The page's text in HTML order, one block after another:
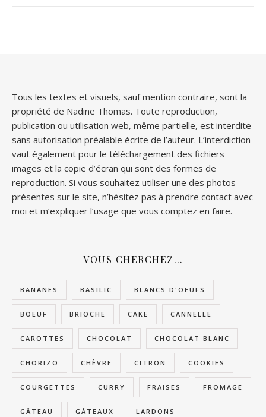
Tous les textes et visuels, sauf mention contraire, sont la
propriété de Nadine Thomas. Toute reproduction,
publication ou utilisation web, même partielle, est interdite
sans autorisation préalable écrite de l’auteur. L’interdiction
vaut également pour le téléchargement des fichiers
images et la copie d’écran qui sont des formes de
reproduction. Si vous souhaitez utiliser une des photos
présentes sur le site, n’hésitez pas à prendre contact avec
moi et m’expliquer l’usage que vous comptez en faire.
VOUS CHERCHEZ…
BANANES BASILIC BLANCS D'OEUFS
BOEUF BRIOCHE CAKE CANNELLE
CAROTTES CHOCOLAT CHOCOLAT BLANC
CHORIZO CHÈVRE CITRON COOKIES
COURGETTES CURRY FRAISES FROMAGE
GÂTEAU GÂTEAUX LARDONS